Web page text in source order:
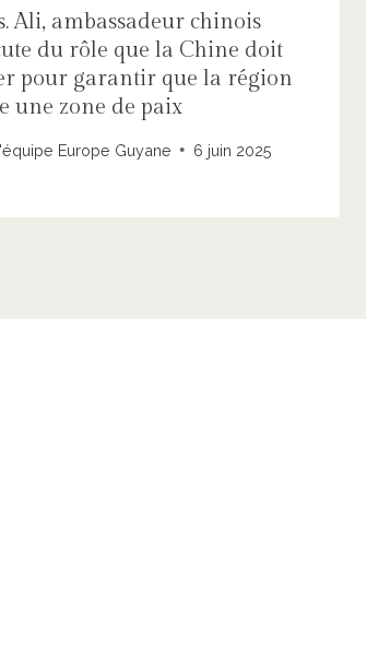
Ali, ambassadeur chinois
du rôle que la Chine doit
pour garantir que la région
une zone de paix
Europe Guyane 6 juin 2025